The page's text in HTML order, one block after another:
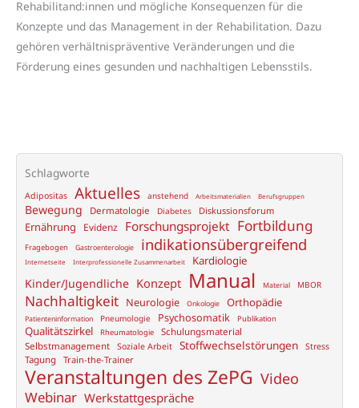
Rehabilitand:innen und mögliche Konsequenzen für die
Konzepte und das Management in der Rehabilitation. Dazu
gehören verhältnispräventive Veränderungen und die
Förderung eines gesunden und nachhaltigen Lebensstils.
Schlagworte
Adipositas Aktuelles anstehend Arbeitsmaterialien Berufsgruppen
Bewegung Dermatologie Diabetes Diskussionsforum
Ernährung Evidenz Forschungsprojekt Fortbildung
Fragebogen Gastroenterologie indikationsübergreifend
Internetseite Interprofessionelle Zusammenarbeit Kardiologie
Kinder/Jugendliche Konzept Manual Material MBOR
Nachhaltigkeit Neurologie Onkologie Orthopädie
Patienteninformation Pneumologie Psychosomatik Publikation
Qualitätszirkel Rheumatologie
Schulungsmaterial
Selbstmanagement
Soziale Arbeit Stoffwechselstörungen Stress
Tagung Train-the-Trainer
Veranstaltungen des ZePG Video
Webinar Werkstattgespräche